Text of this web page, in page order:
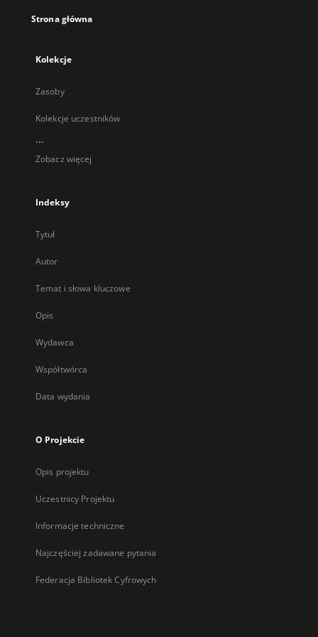
Strona główna
Kolekcje
Zasoby
Kolekcje uczestników
...
Zobacz więcej
Indeksy
Tytuł
Autor
Temat i słowa kluczowe
Opis
Wydawca
Współtwórca
Data wydania
O Projekcie
Opis projektu
Uczestnicy Projektu
Informacje techniczne
Najczęściej zadawane pytania
Federacja Bibliotek Cyfrowych